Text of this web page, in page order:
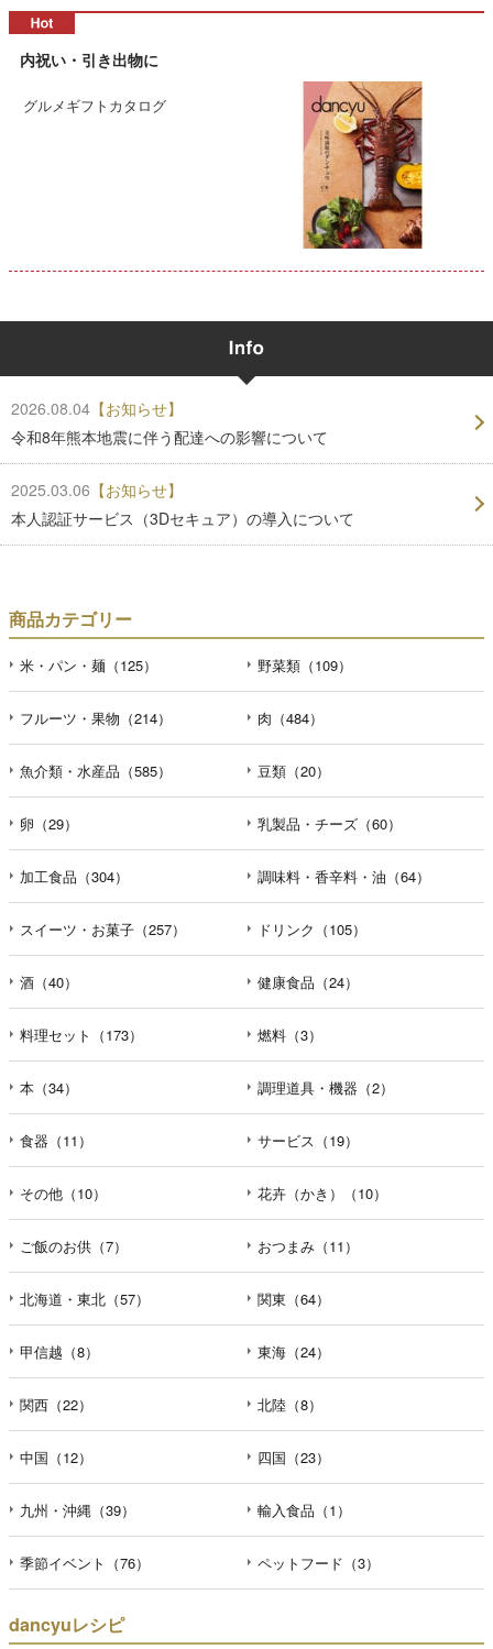
内祝い・引き出物に
グルメギフトカタログ
2026.08.04 【お知らせ】
令和8年熊本地震に伴う配達への影響について
2025.03.06 【お知らせ】
本人認証サービス（3Dセキュア）の導入について
商品カテゴリー
米・パン・麺（125） 野菜類（109）
フルーツ・果物（214） 肉（484）
魚介類・水産品（585） 豆類（20）
卵（29） 乳製品・チーズ（60）
加工食品（304） 調味料・香辛料・油（64）
スイーツ・お菓子（257） ドリンク（105）
酒（40） 健康食品（24）
料理セット（173） 燃料（3）
本（34） 調理道具・機器（2）
食器（11） サービス（19）
その他（10） 花卉（かき）（10）
ご飯のお供（7） おつまみ（11）
北海道・東北（57） 関東（64）
甲信越（8） 東海（24）
関西（22） 北陸（8）
中国（12） 四国（23）
九州・沖縄（39） 輸入食品（1）
季節イベント（76） ペットフード（3）
dancyuレシピ